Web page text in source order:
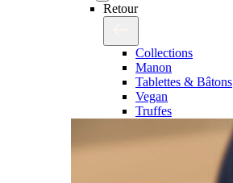
Retour
Collections
Manon
Tablettes & Bâtons
Vegan
Truffes